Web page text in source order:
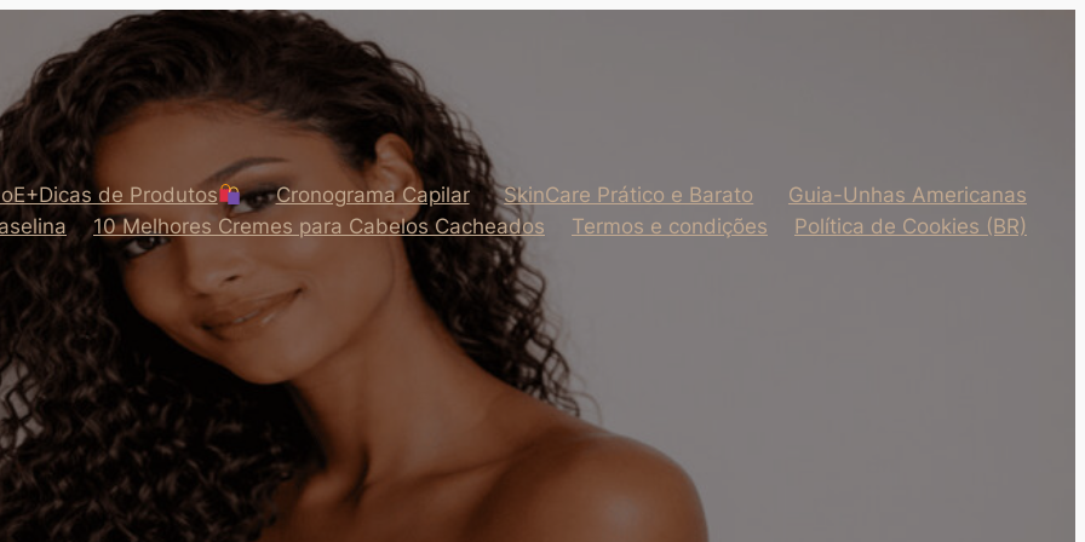
de Produtos Cronograma Capilar SkinCare Prático e Barato
Guia-Unhas Americanas
10 Melhores Cremes para Cabelos Cacheados Termos e condições Política de Cookies (BR)